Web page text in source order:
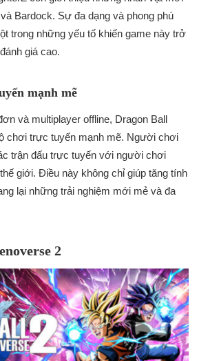
Bardock. Sự đa dạng và phong phú
trong những yếu tố khiến game này trở
giá cao.
mạnh mẽ
và multiplayer offline, Dragon Ball
chơi trực tuyến mạnh mẽ. Người chơi
trận đấu trực tuyến với người chơi
giới. Điều này không chỉ giúp tăng tính
lại những trải nghiệm mới mẻ và đa
2